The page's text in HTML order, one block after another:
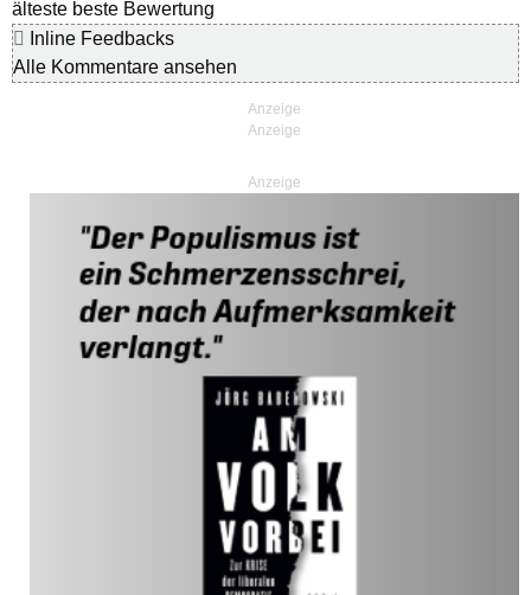
älteste beste Bewertung
Inline Feedbacks
Alle Kommentare ansehen
Anzeige